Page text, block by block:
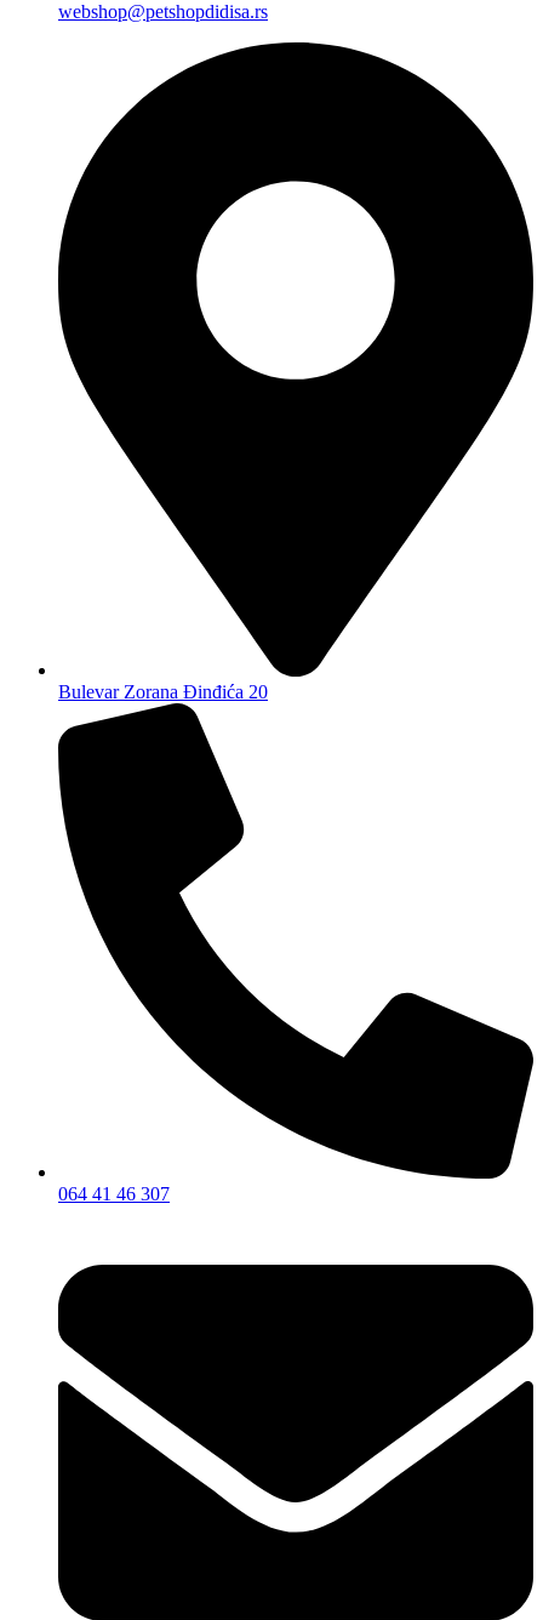
webshop@petshopdidisa.rs
Bulevar Zorana Đinđića 20
064 41 46 307